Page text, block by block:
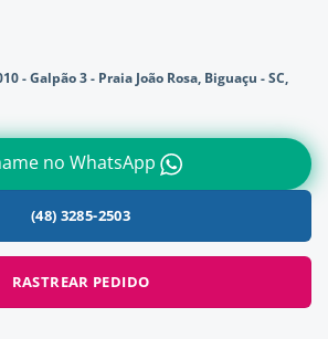
- Galpão 3 - Praia João Rosa, Biguaçu - SC,
no WhatsApp
(48) 3285-2503
RASTREAR PEDIDO